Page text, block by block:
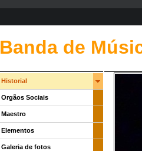
Banda de
Historial
Orgãos Sociais
Maestro
Elementos
Galeria de fotos